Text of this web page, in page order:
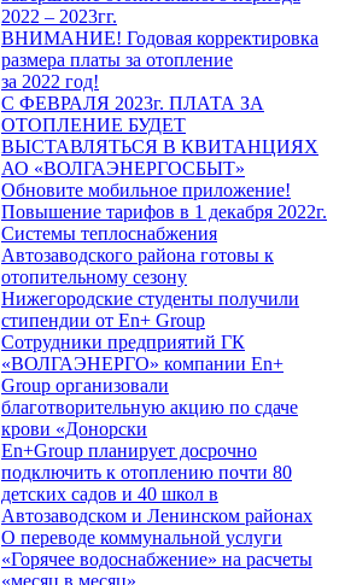
2022 – 2023гг.
ВНИМАНИЕ! Годовая корректировка
размера платы за отопление
за 2022 год!
С ФЕВРАЛЯ 2023г. ПЛАТА ЗА
ОТОПЛЕНИЕ БУДЕТ
ВЫСТАВЛЯТЬСЯ В КВИТАНЦИЯХ
АО «ВОЛГАЭНЕРГОСБЫТ»
Обновите мобильное приложение!
Повышение тарифов в 1 декабря 2022г.
Системы теплоснабжения
Автозаводского района готовы к
отопительному сезону
Нижегородские студенты получили
стипендии от En+ Group
Сотрудники предприятий ГК
«ВОЛГАЭНЕРГО» компании En+
Group организовали
благотворительную акцию по сдаче
крови «Донорски
En+Group планирует досрочно
подключить к отоплению почти 80
детских садов и 40 школ в
Автозаводском и Ленинском районах
О переводе коммунальной услуги
«Горячее водоснабжение» на расчеты